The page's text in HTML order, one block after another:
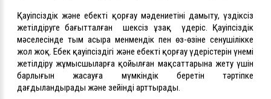
Қауіпсіздік және еңбекті қорғау мәдениетінің дамыту, үздіксіз
жетілдіруге бағытталған шексіз ұзақ үдеріс. Қауіпсіздік
мәселесінде тым асыра менмендік пен өз-өзіне сенушілікке
жол жоқ. Еңбек қауіпсіздігі және еңбекті қорғау үдерістерін үнемі
жетілдіру жұмысшыларға қойылған мақсаттарына жету үшін
барлығын жасауға мүмкіндік беретін тәртіпке
дағдыландырады және зейінді арттырады.